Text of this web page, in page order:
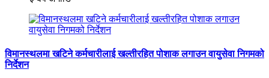
विमानस्थलमा खटिने कर्मचारीलाई खल्तीरहित पोशाक लगाउन वायुसेवा निगमको
निर्देशन